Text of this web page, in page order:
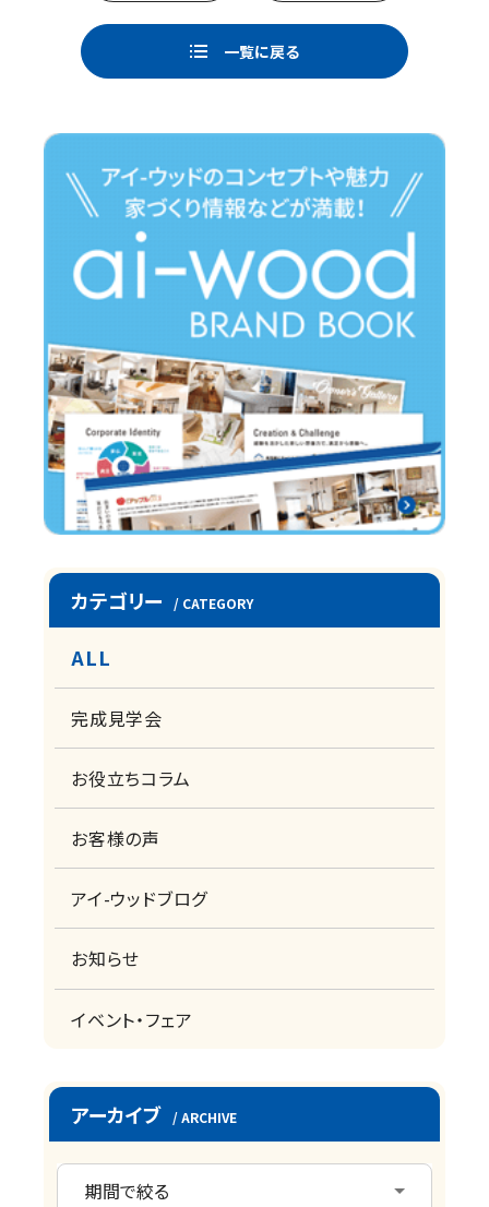
b
o
o
k
一覧に戻る
カテゴリー / CATEGORY
ALL
完成見学会
お役立ちコラム
お客様の声
アイ-ウッドブログ
お知らせ
イベント・フェア
アーカイブ / ARCHIVE